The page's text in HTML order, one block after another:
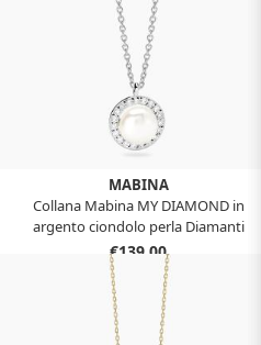
MABINA
Collana Mabina MY DIAMOND in
argento ciondolo perla Diamanti
lab-grown 553920
€139,00